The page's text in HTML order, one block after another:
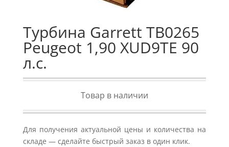
Турбина Garrett TB0265
Peugeot 1,90 XUD9TE 90
л.с.
Товар в наличии
Для получения актуальной цены и количества на
складе — сделайте быстрый заказ в один клик.